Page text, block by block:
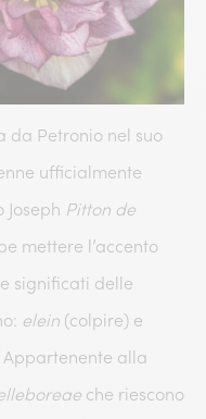
Petronio nel suo
ufficialmente
Pitton de
mettere l’accento
significati delle
elein (colpire) e
alla
che riescono